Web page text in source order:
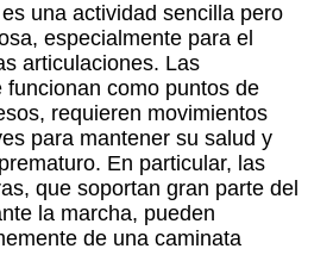
una actividad sencilla pero
especialmente para el
articulaciones. Las
funcionan como puntos de
requieren movimientos
para mantener su salud y
En particular, las
que soportan gran parte del
la marcha, pueden
de una caminata